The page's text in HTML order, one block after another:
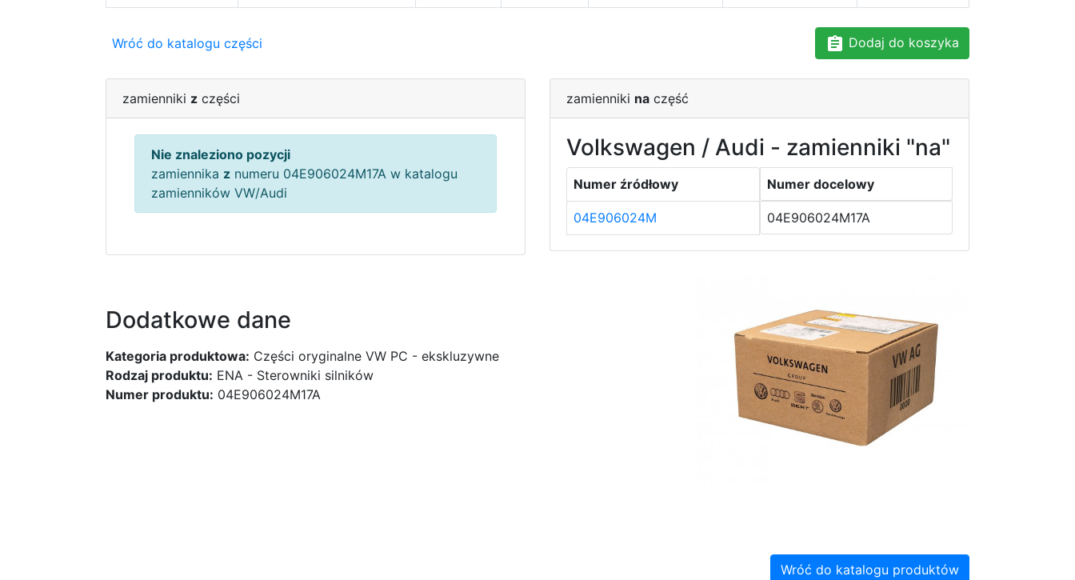
Wróć do katalogu części Dodaj do koszyka
zamienniki z części
Nie znaleziono pozycji
zamiennika z numeru 04E906024M17A w katalogu
zamienników VW/Audi
zamienniki na część
Volkswagen / Audi - zamienniki "na"
Numer źródłowy Numer docelowy
04E906024M 04E906024M17A
Dodatkowe dane
Kategoria produktowa: Części oryginalne VW PC - ekskluzywne
Rodzaj produktu: ENA - Sterowniki silników
Numer produktu: 04E906024M17A
Wróć do katalogu produktów